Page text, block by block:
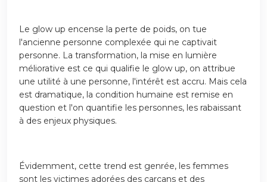
Le glow up encense la perte de poids, on tue
l'ancienne personne complexée qui ne captivait
personne. La transformation, la mise en lumière
méliorative est ce qui qualifie le glow up, on attribue
une utilité à une personne, l'intérêt est accru. Mais cela
est dramatique, la condition humaine est remise en
question et l'on quantifie les personnes, les rabaissant
à des enjeux physiques.
Évidemment, cette trend est genrée, les femmes
sont les victimes adorées des carcans et des